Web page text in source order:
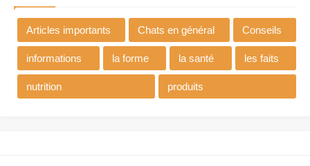
Articles importants Chats en général Conseils
informations la forme la santé les faits
nutrition produits